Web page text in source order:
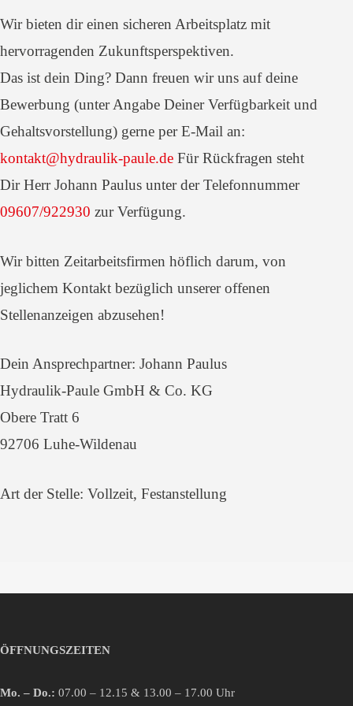
Wir bieten dir einen sicheren Arbeitsplatz mit
hervorragenden Zukunftsperspektiven.
Das ist dein Ding? Dann freuen wir uns auf deine
Bewerbung (unter Angabe Deiner Verfügbarkeit und
Gehaltsvorstellung) gerne per E-Mail an:
kontakt@hydraulik-paule.de Für Rückfragen steht
Dir Herr Johann Paulus unter der Telefonnummer
09607/922930 zur Verfügung.
Wir bitten Zeitarbeitsfirmen höflich darum, von
jeglichem Kontakt bezüglich unserer offenen
Stellenanzeigen abzusehen!
Dein Ansprechpartner: Johann Paulus
Hydraulik-Paule GmbH & Co. KG
Obere Tratt 6
92706 Luhe-Wildenau
Art der Stelle: Vollzeit, Festanstellung
ÖFFNUNGSZEITEN
Mo. – Do.: 07.00 – 12.15 & 13.00 – 17.00 Uhr